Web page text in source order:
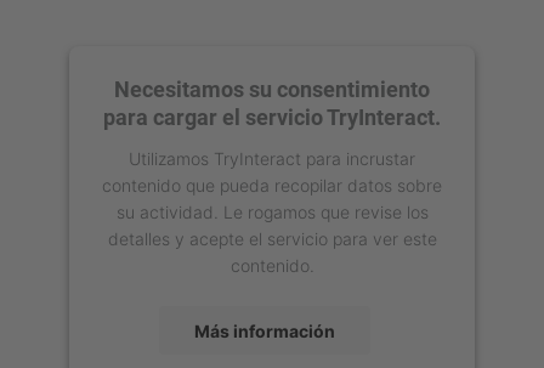
Necesitamos su consentimiento
para cargar el servicio TryInteract.
Utilizamos TryInteract para incrustar
contenido que pueda recopilar datos sobre
su actividad. Le rogamos que revise los
detalles y acepte el servicio para ver este
contenido.
Más información